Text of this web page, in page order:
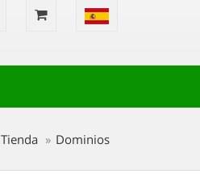
Tienda Dominios